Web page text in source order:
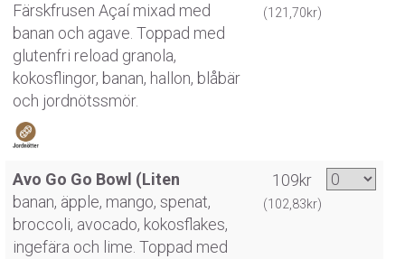
Färskfrusen Açaí mixad med
banan och agave. Toppad med
glutenfri reload granola,
kokosflingor, banan, hallon, blåbär
och jordnötssmör.
(121,70kr)
Avo Go Go Bowl (Liten
banan, äpple, mango, spenat,
broccoli, avocado, kokosflakes,
ingefära och lime. Toppad med
109kr
(102,83kr)